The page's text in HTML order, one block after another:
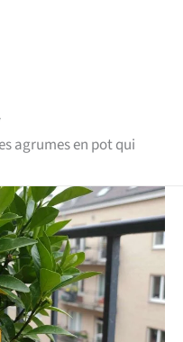
agrumes en pot qui